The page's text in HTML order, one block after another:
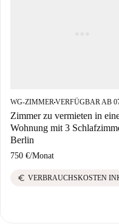
WG-ZIMMER■VERFÜGBAR AB
Zimmer zu vermieten in
Wohnung mit 3
Berlin
750 €/Monat
euro VERBRAUCHSKOSTEN